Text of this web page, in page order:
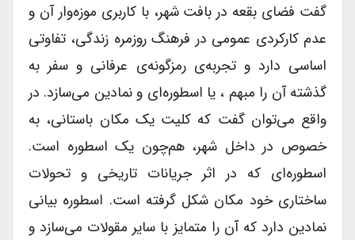
گفت فضای بقعه در بافت شهر، با کاربری موزه‌وار آن و
عدم کارکردی عمومی در فرهنگ روزمره زندگی، تفاوتی
اساسی دارد و تجربه‌ی رمزگونه‌ی عرفانی و سفر به
گذشته آن را مبهم ، یا اسطوره‌ای و نمادین می‌سازد. در
واقع می‌توان گفت که کلیت یک مکان باستانی، به
خصوص در داخل شهر، هم‌چون یک اسطوره است.
اسطوره‌ای که در اثر جریانات تاریخی و تحولات
ساختاری خود مکان شکل گرفته است. اسطوره بیانی
نمادین دارد که آن را متمایز با سایر مقولات می‌سازد و